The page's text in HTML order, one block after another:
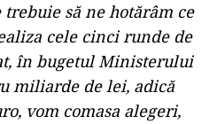
să ne hotărâm ce
cele cinci runde de
în bugetul Ministerului
miliarde de lei, adică
vom comasa alegeri,